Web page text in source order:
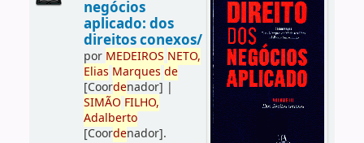
negócios
aplicado: dos
direitos conexos/
por MEDEIROS NETO,
Elias Marques de
[Coordenador] |
SIMÃO FILHO,
Adalberto
[Coordenador].